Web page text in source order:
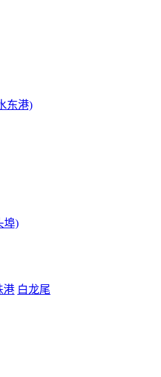
东港)
埠)
港 白龙尾